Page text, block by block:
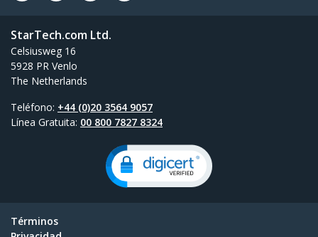
StarTech.com Ltd.
Celsiusweg 16
5928 PR Venlo
The Netherlands
Teléfono: +44 (0)20 3564 9057
Línea Gratuita: 00 800 7827 8324
Términos